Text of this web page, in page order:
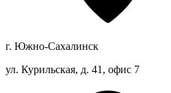
г. Южно-Сахалинск
ул. Курильская, д. 41, офис 7